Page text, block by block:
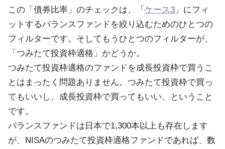
この「債券比率」のチェックは、「 ケース3 」にフィ
ットするバランスファンドを絞り込むためのひとつの
フィルターです。そしてもうひとつのフィルターが、
「つみたて投資枠適格」かどうか。
つみたて投資枠適格のファンドを成長投資枠で買うこ
とはまったく問題ありません。つみたて投資枠で買っ
てもいいし、成長投資枠で買ってもいい、ということ
です。
バランスファンドは日本で1,300本以上も存在します
が、NISAのつみたて投資枠適格ファンドであれば、数